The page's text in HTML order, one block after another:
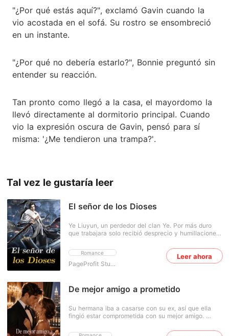
"¿Por qué estás aquí?", exclamó Gavin cuando la
vio acostada en el sofá. Su rostro se ensombreció
en un instante.
"¿Por qué no debería estarlo?", Bonnie preguntó sin
entender su reacción.
Tan pronto como llegó a la casa, el mayordomo la
llevó directamente al dormitorio principal. Cuando
vio la expresión oscura de Gavin, pensó para sí
misma: '¿Me tendieron una trampa?'.
Tal vez le gustaría leer
El señor de los Dioses
Romance
PageProfit Studio
Ye Liuyun, un perdedor del clan Ye. Por más duro
que trabajara solo recibió desprecio y humillaciones.
convirtió en un hombre talentoso y poderoso. A
partir de entonces, dinero, belleza y poder, todo lo
tiene en sus manos.
Leer ahora
De mejor amigo a prometido
Su hermana iba a casarse con su ex, así que ella
fingió estar comprometida con su mejor amigo.
había superado a Dean Archer... hasta que su